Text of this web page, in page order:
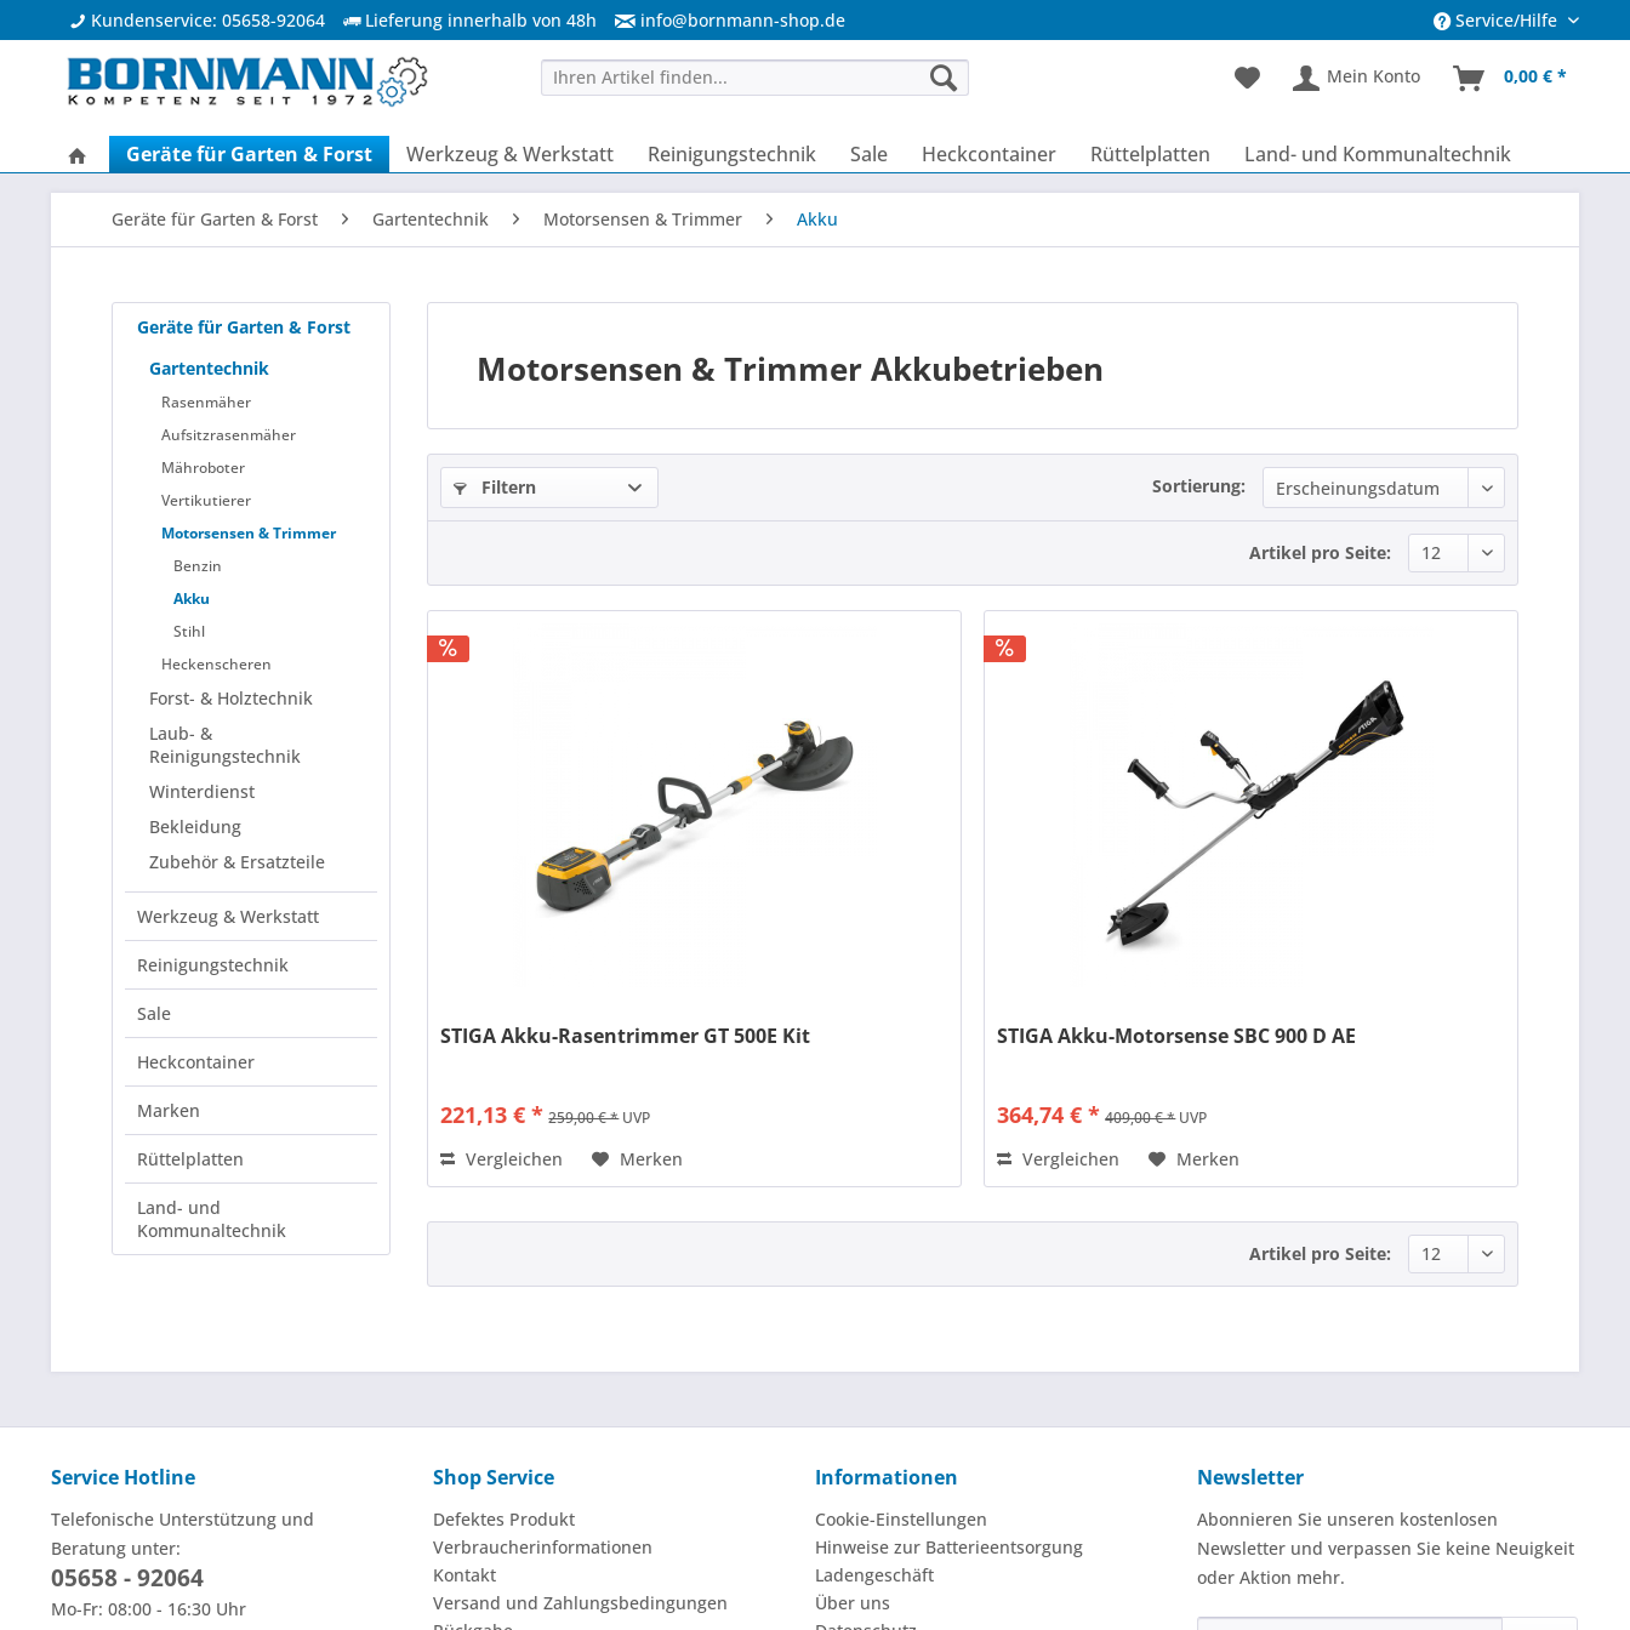
Service/Hilfe
Kundenservice: 05658-92064 Lieferung innerhalb von 48h info@bornmann-shop.de
Mein Konto 0,00 € *
Geräte für Garten & Forst Werkzeug & Werkstatt Reinigungstechnik Sale Heckcontainer Rüttelplatten Land- und Kommunaltechnik
Geräte für Garten & Forst Gartentechnik Motorsensen & Trimmer Akku
Geräte für Garten & Forst
Gartentechnik
Rasenmäher
Aufsitzrasenmäher
Mähroboter
Vertikutierer
Motorsensen & Trimmer
Benzin
Akku
Stihl
Heckenscheren
Forst- & Holztechnik
Laub- &
Reinigungstechnik
Winterdienst
Bekleidung
Zubehör & Ersatzteile
Werkzeug & Werkstatt
Reinigungstechnik
Sale
Heckcontainer
Marken
Rüttelplatten
Land- und
Kommunaltechnik
Motorsensen & Trimmer Akkubetrieben
Filtern Sortierung:
Artikel pro Seite:
STIGA Akku-Rasentrimmer GT 500E Kit
221,13 € * 259,00 € *UVP
Vergleichen Merken
STIGA Akku-Motorsense SBC 900 D AE
364,74 € * 409,00 € *UVP
Vergleichen Merken
Artikel pro Seite:
Service Hotline
Telefonische Unterstützung und
Beratung unter:
05658 - 92064
Mo-Fr: 08:00 - 16:30 Uhr
Shop Service
Defektes Produkt
Verbraucherinformationen
Kontakt
Versand und Zahlungsbedingungen
Informationen
Cookie-Einstellungen
Hinweise zur Batterieentsorgung
Ladengeschäft
Über uns
Newsletter
Abonnieren Sie unseren kostenlosen
Newsletter und verpassen Sie keine Neuigkeit
oder Aktion mehr.